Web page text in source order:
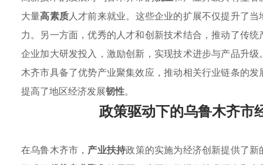
大量高素质人才前来就业。这些企业的扩展不仅提升了
力。另一方面，优秀的人才和创新技术结合，推动了传
企业加大研发投入，激励创新，实现技术进步与产品升
木齐市具备了优势产业聚集效应，推动相关行业链条的
提高了地区经济发展韧性。
政策驱动下的乌鲁木齐市
在乌鲁木齐市， 产业扶持政策的实施为经济创新提供了